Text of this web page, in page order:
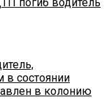
погиб водитель
состоянии
в колонию